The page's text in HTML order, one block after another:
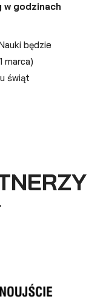
w godzinach
będzie
marca)
świąt